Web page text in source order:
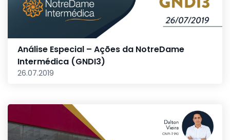
Análise Especial – Ações da NotreDame
Intermédica (GNDI3)
26.07.2019